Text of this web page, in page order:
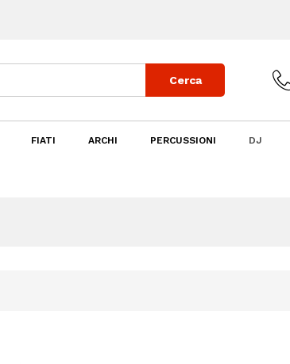
Cerca
FIATI ARCHI PERCUSSIONI DJ